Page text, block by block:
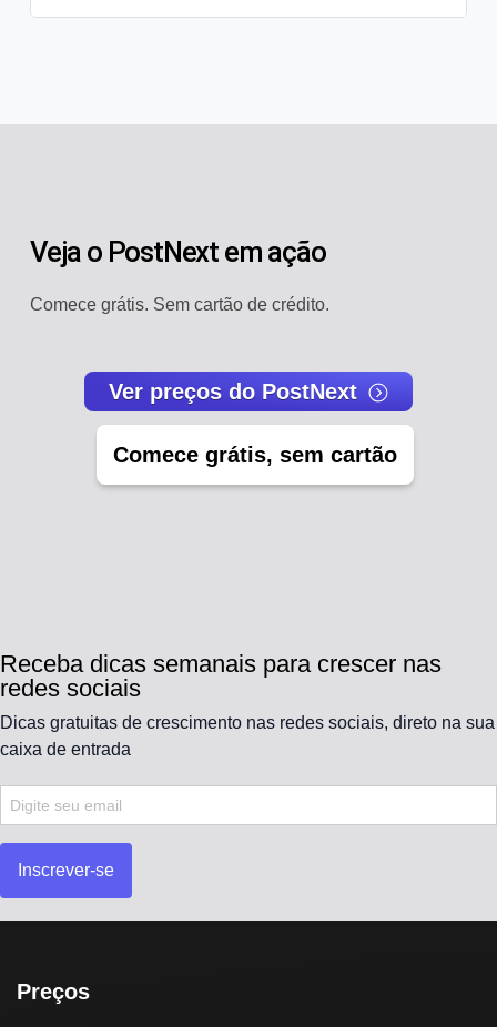
Veja o PostNext em ação
Comece grátis. Sem cartão de crédito.
Ver preços do PostNext
Comece grátis, sem cartão
Receba dicas semanais para crescer nas
redes sociais
Dicas gratuitas de crescimento nas redes sociais, direto na sua
caixa de entrada
Inscrever-se
Preços